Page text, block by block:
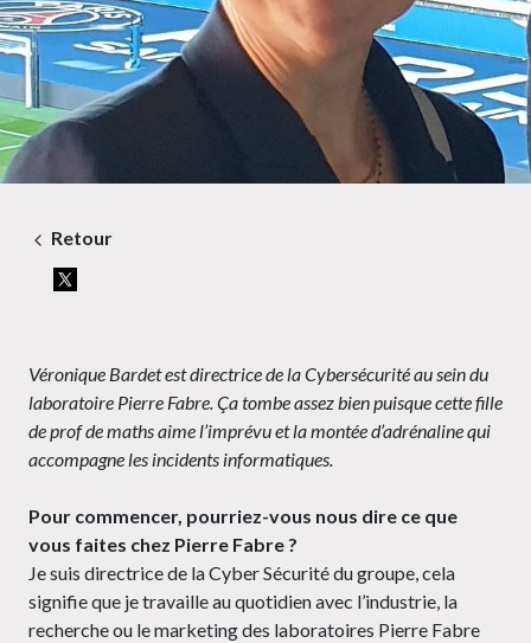
Retour
Véronique Bardet est directrice de la Cybersécurité au sein du
laboratoire Pierre Fabre. Ça tombe assez bien puisque cette fille
de prof de maths aime l’imprévu et la montée d’adrénaline qui
accompagne les incidents informatiques.
Pour commencer, pourriez-vous nous dire ce que
vous faites chez Pierre Fabre ?
Je suis directrice de la Cyber Sécurité du groupe, cela
signifie que je travaille au quotidien avec l’industrie, la
recherche ou le marketing des laboratoires Pierre Fabre